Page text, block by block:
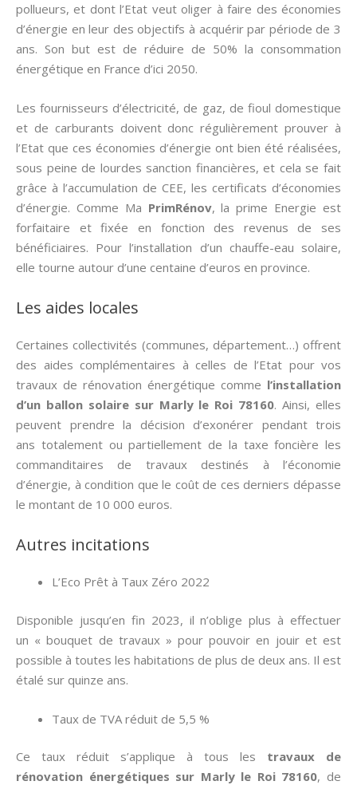
pollueurs, et dont l’Etat veut oliger à faire des économies
d’énergie en leur des objectifs à acquérir par période de 3
ans. Son but est de réduire de 50% la consommation
énergétique en France d’ici 2050.
Les fournisseurs d’électricité, de gaz, de fioul domestique
et de carburants doivent donc régulièrement prouver à
l’Etat que ces économies d’énergie ont bien été réalisées,
sous peine de lourdes sanction financières, et cela se fait
grâce à l’accumulation de CEE, les certificats d’économies
d’énergie. Comme Ma PrimRénov, la prime Energie est
forfaitaire et fixée en fonction des revenus de ses
bénéficiaires. Pour l’installation d’un chauffe-eau solaire,
elle tourne autour d’une centaine d’euros en province.
Les aides locales
Certaines collectivités (communes, département…) offrent
des aides complémentaires à celles de l’Etat pour vos
travaux de rénovation énergétique comme l’installation
d’un ballon solaire sur Marly le Roi 78160. Ainsi, elles
peuvent prendre la décision d’exonérer pendant trois
ans totalement ou partiellement de la taxe foncière les
commanditaires de travaux destinés à l’économie
d’énergie, à condition que le coût de ces derniers dépasse
le montant de 10 000 euros.
Autres incitations
L’Eco Prêt à Taux Zéro 2022
Disponible jusqu’en fin 2023, il n’oblige plus à effectuer
un « bouquet de travaux » pour pouvoir en jouir et est
possible à toutes les habitations de plus de deux ans. Il est
étalé sur quinze ans.
Taux de TVA réduit de 5,5 %
Ce taux réduit s’applique à tous les travaux de
rénovation énergétiques sur Marly le Roi 78160, de